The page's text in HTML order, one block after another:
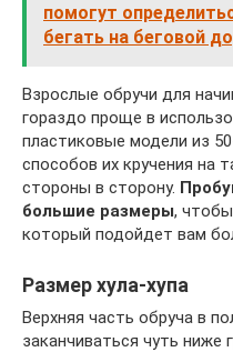
помогут
бегать на беговой
Взрослые обручи для
гораздо проще в
пластиковые модели из
способов их кручения на
стороны в сторону.
большие размеры,
который подойдет вам
Размер хула-хупа
Верхняя часть обруча в
заканчиваться чуть ниже